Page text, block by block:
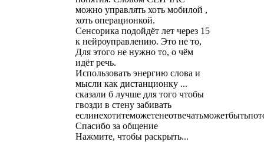
можно управлять хоть мобилой ,
хоть операционкой.
Сенсорика подойдёт лет через 15
к нейроуправлению. Это не то,
Для этого не нужно то, о чём
идёт речь.
Использовать энергию слова и
мысли как дистанционку ...
сказали б лучше для того чтобы
гвозди в стену забивать
Спасибо за общение
Нажмите, чтобы раскрыть...